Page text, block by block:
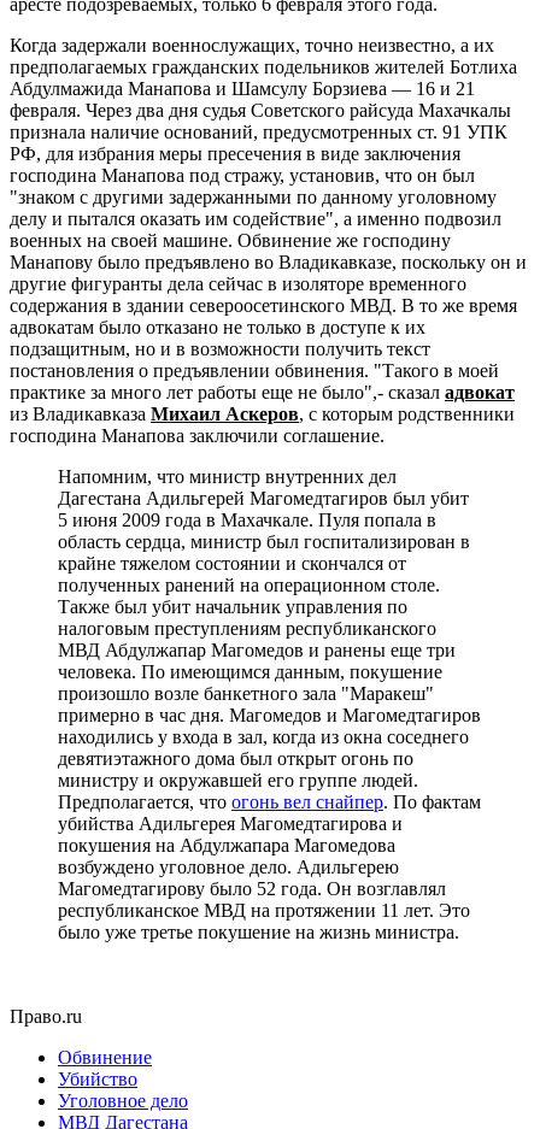
Когда задержали военнослужащих, точно неизвестно, а их
предполагаемых гражданских подельников жителей Ботлиха
Абдулмажида Манапова и Шамсулу Борзиева — 16 и 21
февраля. Через два дня судья Советского райсуда Махачкалы
признала наличие оснований, предусмотренных ст. 91 УПК
РФ, для избрания меры пресечения в виде заключения
господина Манапова под стражу, установив, что он был
"знаком с другими задержанными по данному уголовному
делу и пытался оказать им содействие", а именно подвозил
военных на своей машине. Обвинение же господину
Манапову было предъявлено во Владикавказе, поскольку он и
другие фигуранты дела сейчас в изоляторе временного
содержания в здании североосетинского МВД. В то же время
адвокатам было отказано не только в доступе к их
подзащитным, но и в возможности получить текст
постановления о предъявлении обвинения. "Такого в моей
практике за много лет работы еще не было",- сказал адвокат
из Владикавказа Михаил Аскеров, с которым родственники
господина Манапова заключили соглашение.
Напомним, что министр внутренних дел
Дагестана Адильгерей Магомедтагиров был убит
5 июня 2009 года в Махачкале. Пуля попала в
область сердца, министр был госпитализирован в
крайне тяжелом состоянии и скончался от
полученных ранений на операционном столе.
Также был убит начальник управления по
налоговым преступлениям республиканского
МВД Абдулжапар Магомедов и ранены еще три
человека. По имеющимся данным, покушение
произошло возле банкетного зала "Маракеш"
примерно в час дня. Магомедов и Магомедтагиров
находились у входа в зал, когда из окна соседнего
девятиэтажного дома был открыт огонь по
министру и окружавшей его группе людей.
Предполагается, что огонь вел снайпер. По фактам
убийства Адильгерея Магомедтагирова и
покушения на Абдулжапара Магомедова
возбуждено уголовное дело. Адильгерею
Магомедтагирову было 52 года. Он возглавлял
республиканское МВД на протяжении 11 лет. Это
было уже третье покушение на жизнь министра.
Право.ru
Обвинение
Убийство
Уголовное дело
МВД Дагестана